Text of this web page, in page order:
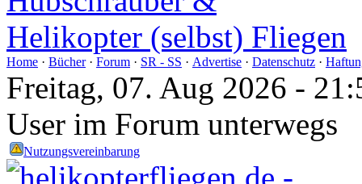
Home · Bücher· Forum · SR - SS · Advertise · Datenschutz ·
Freitag, 07. Aug 2026 -
User im Forum unterwegs
Nutzungsvereinbarung